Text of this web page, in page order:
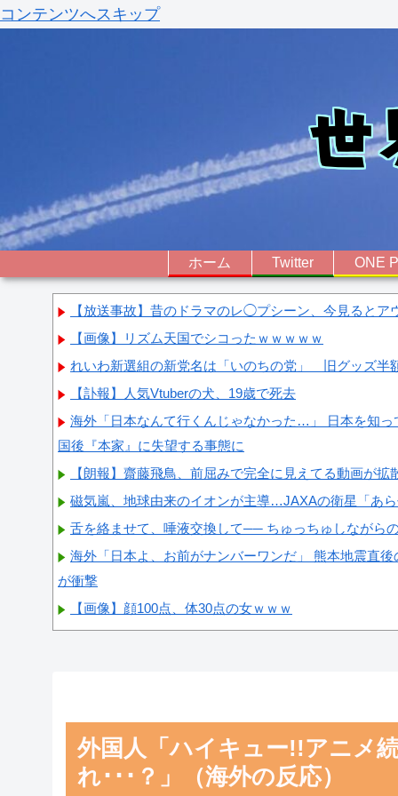
コンテンツへスキップ
ホーム Twitter ONE
【放送事故】昔のドラマのレ◯プシーン、今見るとア
【画像】リズム天国でシコったｗｗｗｗｗ
れいわ新選組の新党名は「いのちの党」 旧グッズ
【訃報】人気Vtuberの犬、19歳で死去
海外「日本なんて行くんじゃなかった…」 日本を知
国後『本家』に失望する事態に
【朗報】齋藤飛鳥、前屈みで完全に見えてる動画が
磁気嵐、地球由来のイオンが主導…JAXAの衛星「あ
舌を絡ませて、唾液交換して── ちゅっちゅしながら
海外「日本よ、お前がナンバーワンだ」 熊本地震直
が衝撃
【画像】顔100点、体30点の女ｗｗｗ
外国人「ハイキュー!!アニメ
れ･･･？」（海外の反応）